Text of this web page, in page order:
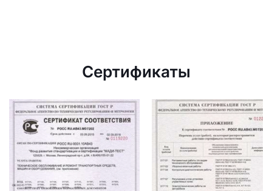
Сертификаты